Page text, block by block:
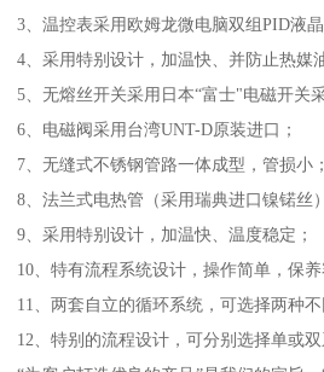
3、温控表采用欧姆龙微电脑双组PID液
4、采用特别设计，加温快、并防止热媒
5、无熔丝开关采用日本“富士"电磁开关
6、电磁阀采用台湾UNT-D原装进口；
7、无缝式不锈钢管路一体成型，管损小；
8、法兰式电热管（采用瑞典进口镍锘丝
9、采用特别设计，加温快、温度稳定；
10、特有流程系统设计，操作简单，保养
11、两套自立的循环系统，可选择两种不
12、特别的流程设计，可分别选择单或